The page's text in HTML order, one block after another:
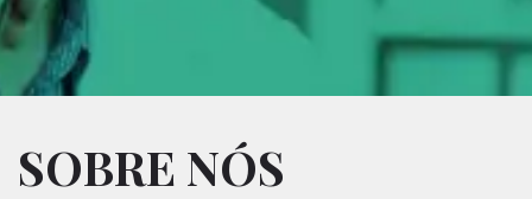
SOBRE NÓS